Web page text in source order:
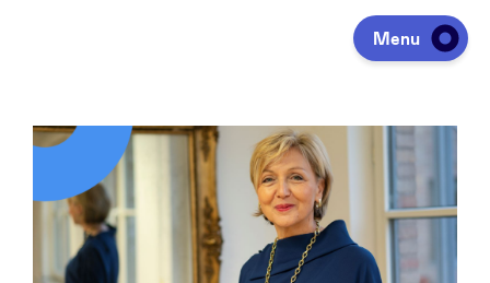
Menu
Investeren
Fondsen ophalen